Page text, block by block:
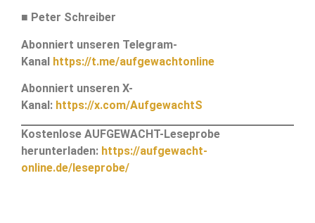
■ Peter Schreiber
Abonniert unseren Telegram-
Kanal https://t.me/aufgewachtonline
Abonniert unseren X-
Kanal: https://x.com/AufgewachtS
Kostenlose AUFGEWACHT-Leseprobe
herunterladen: https://aufgewacht-
online.de/leseprobe/